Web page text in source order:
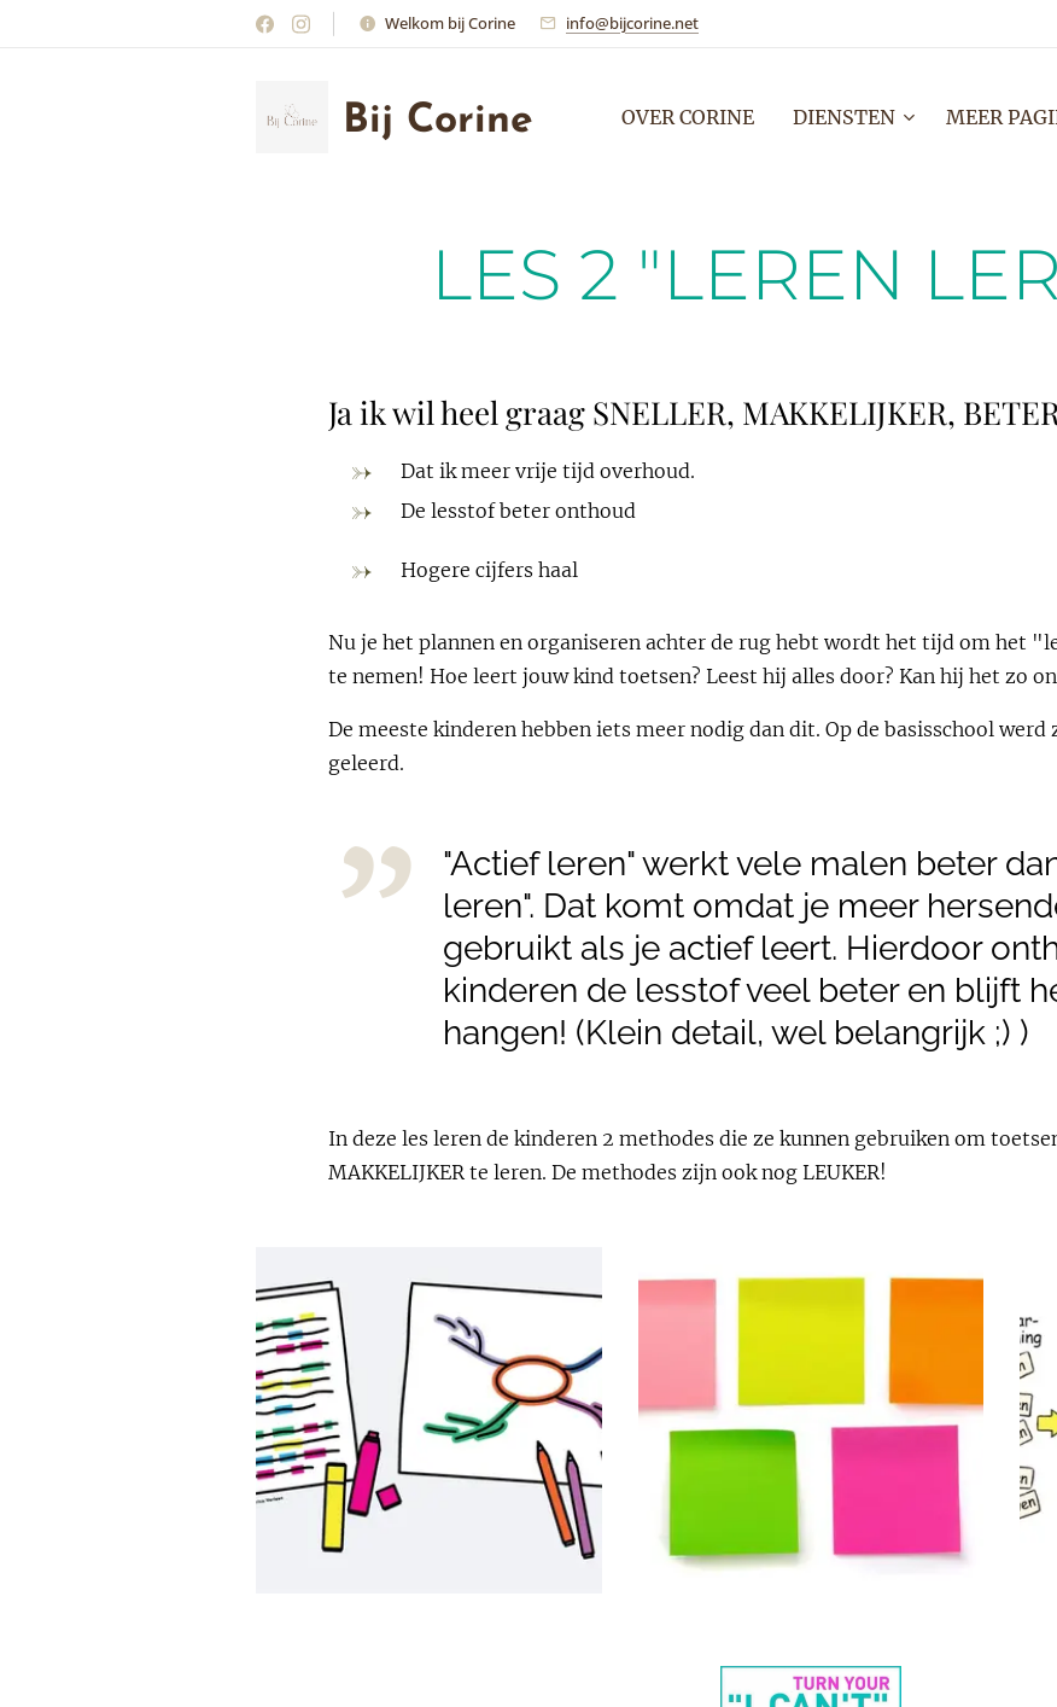
Welkom bij Corine info@bijcorine.net
Bij Corine OVER CORINE DIENSTEN MEER
LES 2 "LEREN
Ja ik wil heel graag SNELLER, MAKKELIJKER,
Dat ik meer vrije tijd overhoud.
De lesstof beter onthoud
Hogere cijfers haal
Nu je het plannen en organiseren achter de rug hebt wordt het tijd om het
te nemen! Hoe leert jouw kind toetsen? Leest hij alles door? Kan hij het zo
De meeste kinderen hebben iets meer nodig dan dit. Op de basisschool
geleerd.
"Actief leren" werkt vele malen beter
leren". Dat komt omdat je meer
gebruikt als je actief leert. Hierdoor
kinderen de lesstof veel beter en blijft
hangen! (Klein detail, wel belangrijk ;) )
In deze les leren de kinderen 2 methodes die ze kunnen gebruiken om
MAKKELIJKER te leren. De methodes zijn ook nog LEUKER!